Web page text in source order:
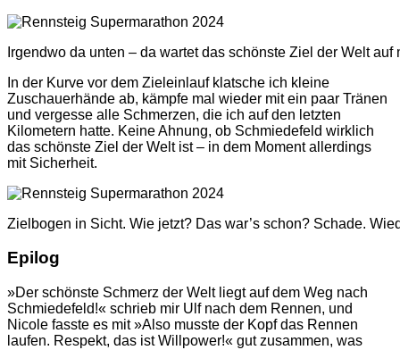
Irgendwo da unten – da wartet das schönste Ziel der Welt auf
In der Kurve vor dem Zieleinlauf klatsche ich kleine
Zuschauerhände ab, kämpfe mal wieder mit ein paar Tränen
und vergesse alle Schmerzen, die ich auf den letzten
Kilometern hatte. Keine Ahnung, ob Schmiedefeld wirklich
das schönste Ziel der Welt ist – in dem Moment allerdings
mit Sicherheit.
Zielbogen in Sicht. Wie jetzt? Das war’s schon? Schade.
Epilog
»Der schönste Schmerz der Welt liegt auf dem Weg nach
Schmiedefeld!« schrieb mir Ulf nach dem Rennen, und
Nicole fasste es mit »Also musste der Kopf das Rennen
laufen. Respekt, das ist Willpower!« gut zusammen, was